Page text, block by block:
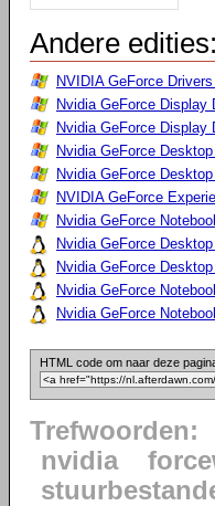
Andere edities:
NVIDIA GeForce
Nvidia GeForce Display
Nvidia GeForce Display
Nvidia GeForce
Nvidia GeForce
NVIDIA GeForce
Nvidia GeForce
Nvidia GeForce
Nvidia GeForce
Nvidia GeForce
Nvidia GeForce
HTML code om naar deze
Trefwoorden:
nvidia